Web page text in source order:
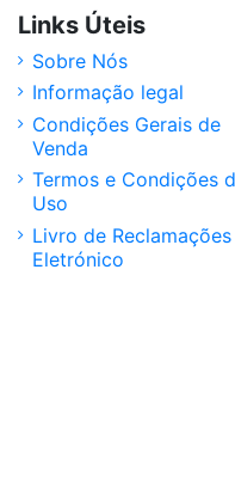
Links Úteis
Sobre Nós
Informação legal
Condições Gerais de
Venda
Termos e Condições
Uso
Livro de Reclamações
Eletrónico